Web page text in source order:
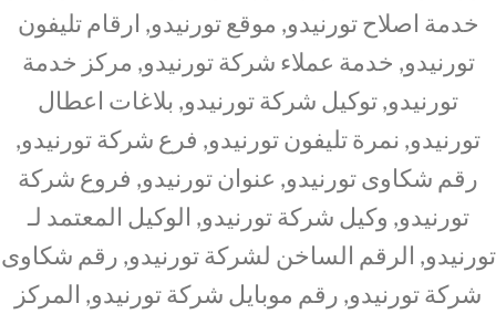
خدمة اصلاح تورنيدو, موقع تورنيدو, ارقام تليفون
تورنيدو, خدمة عملاء شركة تورنيدو, مركز خدمة
تورنيدو, توكيل شركة تورنيدو, بلاغات اعطال
تورنيدو, نمرة تليفون تورنيدو, فرع شركة تورنيدو,
رقم شكاوى تورنيدو, عنوان تورنيدو, فروع شركة
تورنيدو, وكيل شركة تورنيدو, الوكيل المعتمد لـ
تورنيدو, الرقم الساخن لشركة تورنيدو, رقم شكاوى
شركة تورنيدو, رقم موبايل شركة تورنيدو, المركز